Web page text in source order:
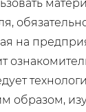
на
образом,